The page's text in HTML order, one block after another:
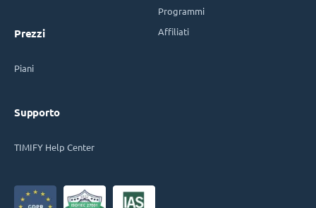
Prezzi
Piani
Supporto
TIMIFY Help Center
Programmi
Affiliati